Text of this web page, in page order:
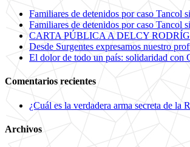
Familiares de detenidos por caso Tancol
Familiares de detenidos por caso Tancol
CARTA PÚBLICA A DELCY
Desde Surgentes expresamos nuestro
El dolor de todo un país: solidaridad con
Comentarios recientes
¿Cuál es la verdadera arma secreta de
Archivos